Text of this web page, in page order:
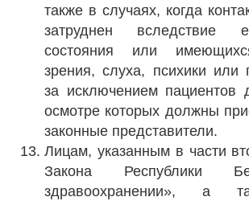
также в случаях, когда
затруднен вследствие
состояния или
зрения, слуха, психики или
за исключением пациентов
осмотре которых должны
законные представители.
Лицам, указанным в части
Закона Республики
здравоохранении», а